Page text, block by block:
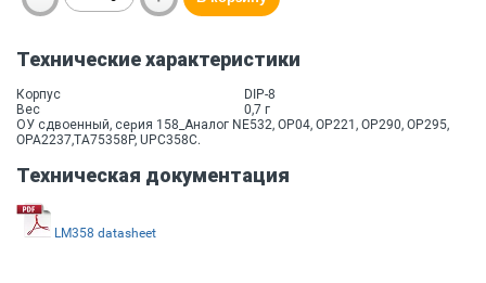
Технические характеристики
Корпус
DIP-8
Вес
0,7 г
ОУ сдвоенный, сеpия 158_Аналог NE532, OP04, OP221, OP290, OP295,
OPA2237,TA75358P, UPC358C.
Техническая документация
LM358 datasheet